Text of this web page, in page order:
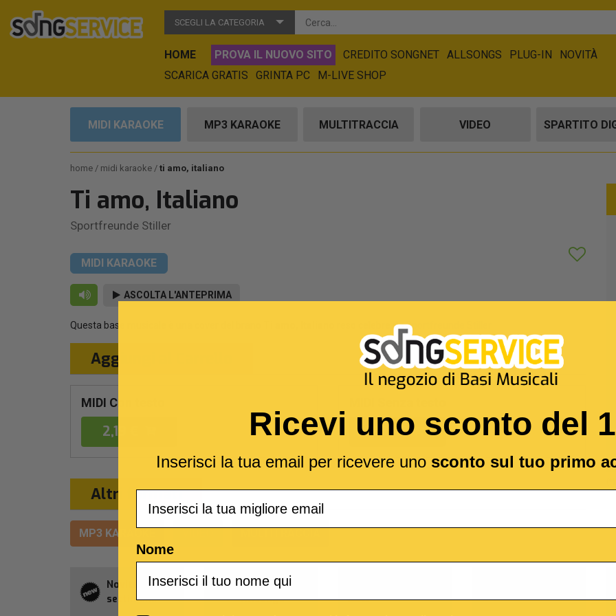
SCEGLI LA CATEGORIA
HOME PROVA IL NUOVO SITO CREDITO SONGNET ALLSONGS PLUG-IN
NOVITÀ
SCARICA GRATIS
GRINTA PC M-LIVE SHOP
MIDI KARAOKE MP3 KARAOKE MULTITRACCIA VIDEO SPARTITO
home midi karaoke ti amo, italiano
Ti amo, Italiano
Sportfreunde Stiller
MIDI KARAOKE
ASCOLTA L'ANTEPRIMA
Questa base musicale è una cover del brano reso celebre daSportfreunde Stiller
Aggiungi al Carrello
MIDI Con testo
2,19 € 2,19 €
Altri formati
MP3 KARAOKE
Novità della
settimana
Abbonamento
Allsongs
Ricevi uno sconto del
Inserisci la tua email per ricevere uno sconto sul tuo primo
Nome